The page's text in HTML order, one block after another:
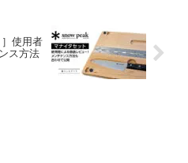
］使用者
ス方法